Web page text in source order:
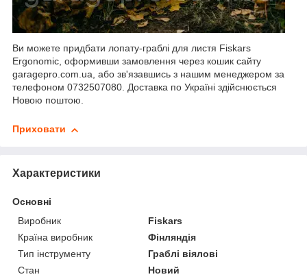
Ви можете придбати лопату-граблі для листя Fiskars
Ergonomic, оформивши замовлення через кошик сайту
garagepro.com.ua, або зв'язавшись з нашим менеджером за
телефоном 0732507080. Доставка по Україні здійснюється
Новою поштою.
Приховати
Характеристики
Основні
Виробник
Fiskars
Країна виробник
Фінляндія
Тип інструменту
Граблі віялові
Стан
Новий